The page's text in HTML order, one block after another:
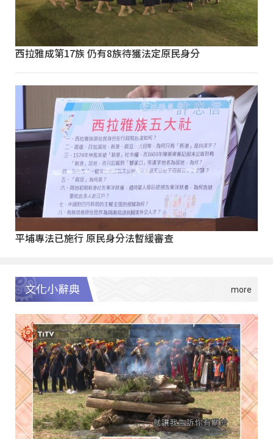
西拉雅成第17族 仍有8族待獲法定原民身分
平埔專法已施行 原民身分法暫緩審查
文化小辭典